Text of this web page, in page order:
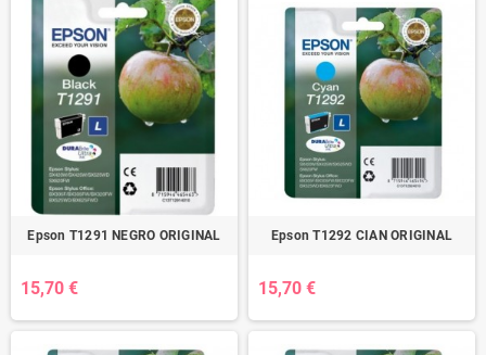
Epson T1291 NEGRO ORIGINAL
15,70 €
Epson T1292 CIAN ORIGINAL
15,70 €